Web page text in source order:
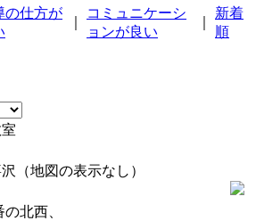
の仕方が
コミュニケーシ
ョンが良い
新着
順
（地図の表示なし）
北西、